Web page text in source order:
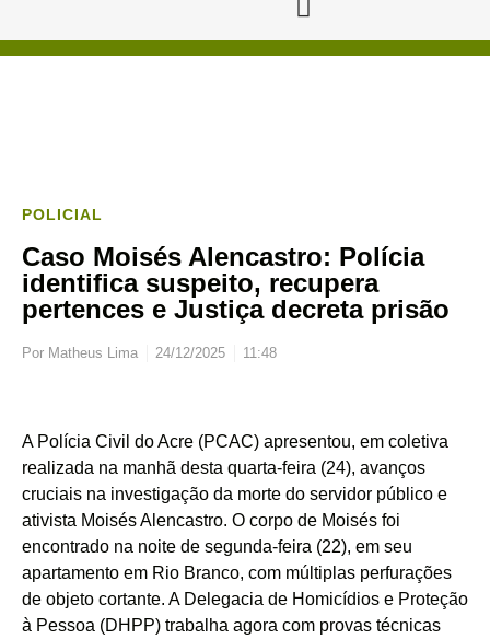
POLICIAL
Caso Moisés Alencastro: Polícia
identifica suspeito, recupera
pertences e Justiça decreta prisão
Por Matheus Lima 24/12/2025 11:48
A Polícia Civil do Acre (PCAC) apresentou, em coletiva
realizada na manhã desta quarta-feira (24), avanços
cruciais na investigação da morte do servidor público e
ativista Moisés Alencastro. O corpo de Moisés foi
encontrado na noite de segunda-feira (22), em seu
apartamento em Rio Branco, com múltiplas perfurações
de objeto cortante. A Delegacia de Homicídios e Proteção
à Pessoa (DHPP) trabalha agora com provas técnicas